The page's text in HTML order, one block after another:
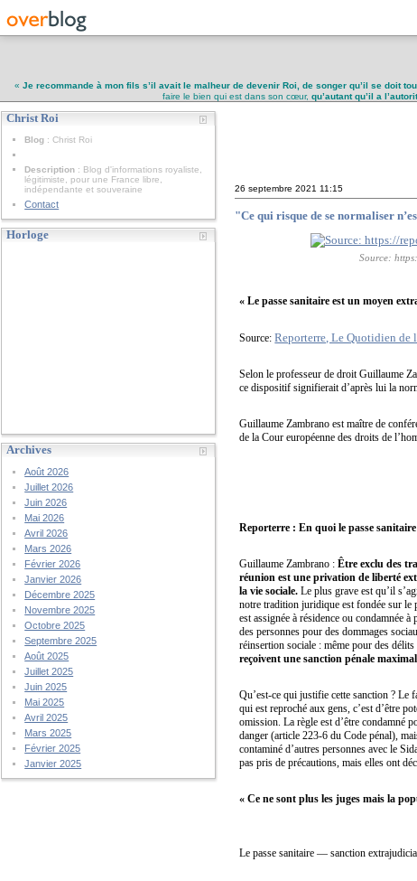
« Je recommande à mon fils s’il avait le malheur de devenir Roi, de songer qu’il se doit
faire le bien qui est dans son cœur, qu’autant qu’il a
Christ Roi
Blog : Christ Roi
Description : Blog d'informations royaliste,
légitimiste, pour une France libre,
indépendante et souveraine
Contact
Horloge
Archives
Août 2026
Juillet 2026
Juin 2026
Mai 2026
Avril 2026
Mars 2026
Février 2026
Janvier 2026
Décembre 2025
Novembre 2025
Octobre 2025
Septembre 2025
Août 2025
Juillet 2025
Juin 2025
Mai 2025
Avril 2025
Mars 2025
Février 2025
Janvier 2025
26 septembre 2021 11:15
"Ce qui risque de se normaliser
Source:
« Le passe sanitaire est un moyen
Source:Reporterre, Le Quotidien de
Selon le professeur de droit Guillaume
ce dispositif signifierait d’après lui la
Guillaume Zambrano est maître de
de la Cour européenne des droits de
Reporterre : En quoi le passe
Guillaume Zambrano :Être exclu des
réunion est une privation de liberté
la vie sociale. Le plus grave est qu’il
notre tradition juridique est fondée sur le
est assignée à résidence ou condamnée
des personnes pour des dommages
réinsertion sociale : même pour des
reçoivent une sanction pénale
Qu’est-ce qui justifie cette sanction ? Le
qui est reproché aux gens, c’est d’être
omission. La règle est d’être condamné
danger (article 223-6 du Code pénal),
contaminé d’autres personnes avec le
pas pris de précautions, mais elles ont
« Ce ne sont plus les juges mais la
Le passe sanitaire — sanction